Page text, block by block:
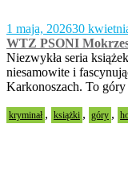
1 maja, 202630
WTZ PSONI
Niezwykła seria
niesamowite i
Karkonoszach. To
kryminał , książki , góry ,